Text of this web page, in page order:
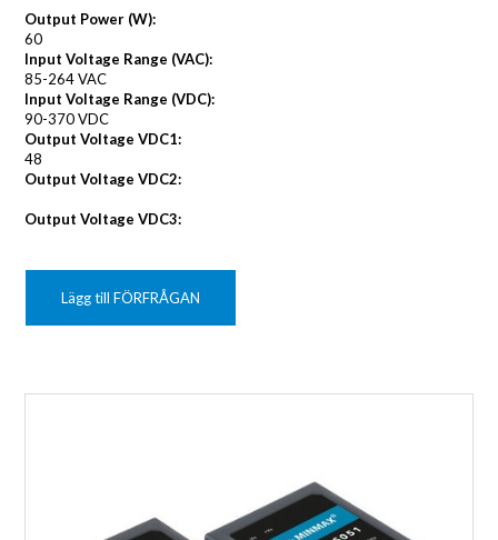
Output Power (W):
60
Input Voltage Range (VAC):
85-264 VAC
Input Voltage Range (VDC):
90-370 VDC
Output Voltage VDC1:
48
Output Voltage VDC2:
Output Voltage VDC3:
Lägg till FÖRFRÅGAN